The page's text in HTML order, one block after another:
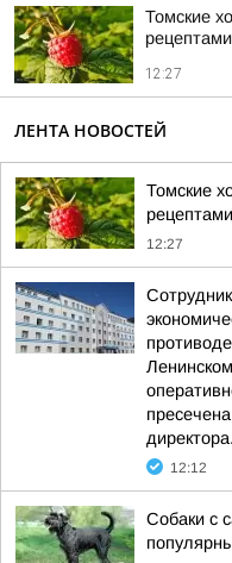
Томские
12:27
ЛЕНТА НОВОСТЕЙ
Томские
12:27
12:12
Собаки с